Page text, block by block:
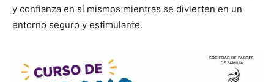
y confianza en sí mismos mientras se divierten en un
entorno seguro y estimulante.